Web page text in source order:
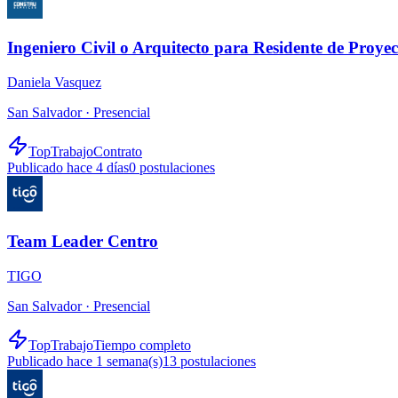
Ingeniero Civil o Arquitecto para Residente de
Daniela Vasquez
San Salvador · Presencial
TopTrabajoContrato
Publicado hace 4 días0 postulaciones
Team Leader Centro
TIGO
San Salvador · Presencial
TopTrabajoTiempo completo
Publicado hace 1 semana(s)13 postulaciones